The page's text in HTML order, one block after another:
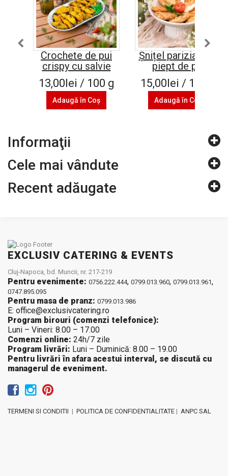
Crochete de pui
crispy cu salvie
13,00lei / 100 g
Adaugă în Coş
Șnițel parizian din
piept de pui
15,00lei / 100 g
Adaugă în Coş
Informaţii
Cele mai vândute
Recent adăugate
EXCLUSIV CATERING & EVENTS
Cluj-Napoca, bd. Muncii, nr. 217-219
Pentru evenimente: 0756.222.444, 0799.013.960, 0799.013.961,
0747.895.095
Pentru masa de pranz: 0799.013.986
E: office@exclusivcatering.ro
Program birouri (comenzi telefonice):
Luni – Vineri: 8.00 – 17.00
Comenzi online: 24h/7 zile
Program livrări: Luni – Duminică: 8.00 – 19.00
Pentru livrări în afara acestui interval, se discută cu
managerul de eveniment.
TERMENI SI CONDITII | POLITICA DE CONFIDENTIALITATE | ANPC SAL